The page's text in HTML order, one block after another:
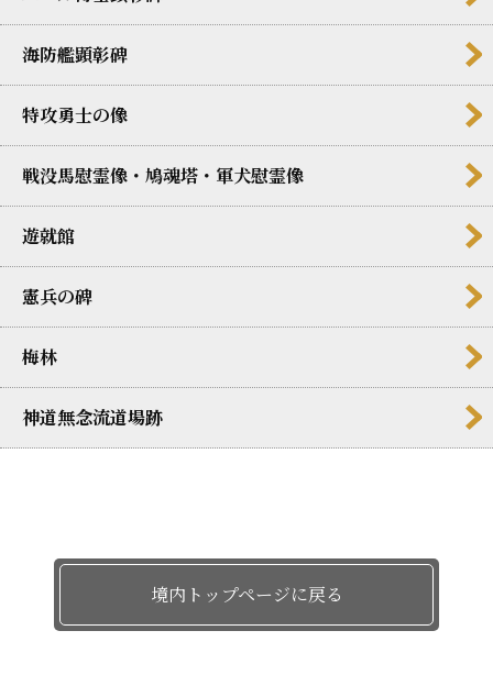
海防艦顕彰碑
特攻勇士の像
戦没馬慰霊像・鳩魂塔・軍犬慰霊像
遊就館
憲兵の碑
梅林
神道無念流道場跡
境内トップページに戻る